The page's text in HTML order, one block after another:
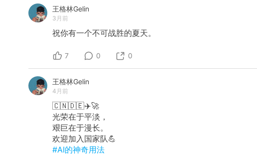
王格林Gelin
3月前
祝你有一个不可战胜的夏天。
7 0 0
王格林Gelin
4月前
🇨🇳🇩🇪✈️🚀
光荣在于平淡，
艰巨在于漫长。
欢迎加入国家队💪
#AI的神奇用法